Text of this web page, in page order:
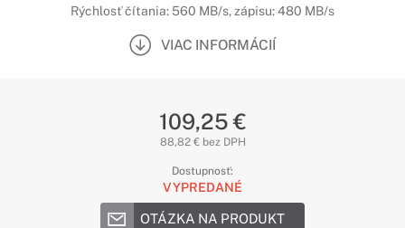
Rýchlosť čítania: 560 MB/s, zápisu: 480 MB/s
VIAC INFORMÁCIÍ
109,25 €
88,82 € bez DPH
Dostupnosť:
VYPREDANÉ
OTÁZKA NA PRODUKT